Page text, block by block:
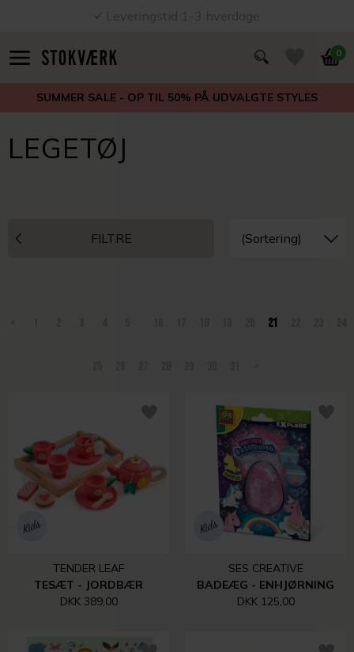
0
SUMMER SALE - OP TIL 50% PÅ UDVALGTE STYLES
LEGETØJ
FILTRE
21
TENDER LEAF
TESÆT - JORDBÆR
DKK 389,00
SES CREATIVE
BADEÆG - ENHJØRNING
DKK 125,00